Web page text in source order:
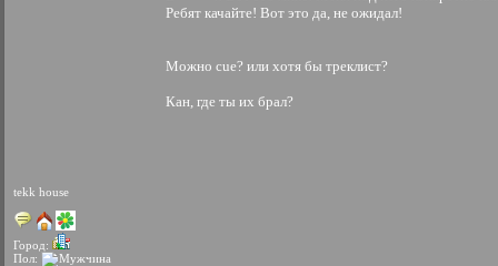
tekk house
Город:
Пол:
Ребят качайте! Вот это да, не ожидал!
Можно cue? или хотя бы треклист?
Кан, где ты их брал?